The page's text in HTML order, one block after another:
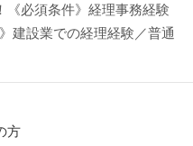
《必須条件》経理事務経験
建設業での経理経験／普通
方